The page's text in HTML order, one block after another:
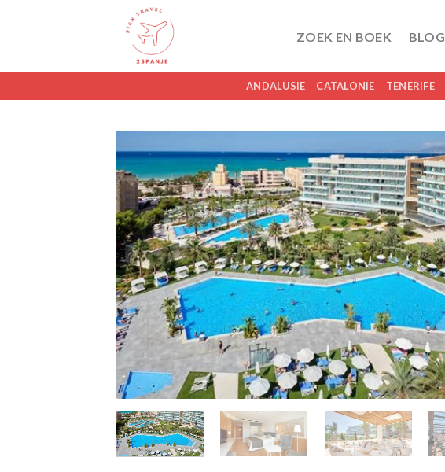
ZOEK EN BOEK BLOG
ANDALUSIE CATALONIE TENERIFE